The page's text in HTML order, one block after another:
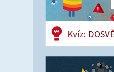
Kvíz: